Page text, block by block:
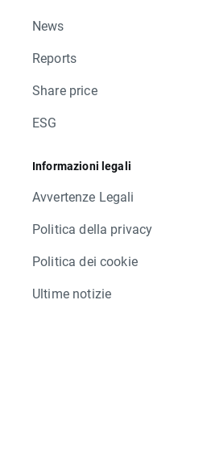
News
Reports
Share price
ESG
Informazioni legali
Avvertenze Legali
Politica della privacy
Politica dei cookie
Ultime notizie